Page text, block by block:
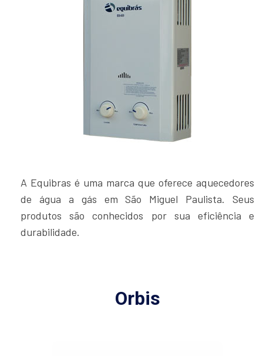
A Equibras é uma marca que oferece aquecedores
de água a gás em São Miguel Paulista. Seus
produtos são conhecidos por sua eficiência e
durabilidade.
Orbis